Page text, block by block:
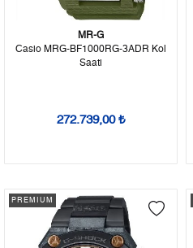
MR-G
Casio MRG-BF1000RG-3ADR Kol
Saati
272.739,00 ₺
PREMIUM